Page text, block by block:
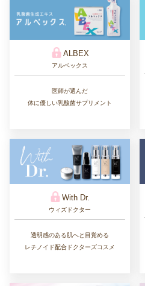
ALBEX
アルベックス
医師が選んだ
体に優しい乳酸菌サプリメント
With Dr.
ウィズドクター
透明感のある肌へと目覚める
レチノイド配合ドクターズコスメ